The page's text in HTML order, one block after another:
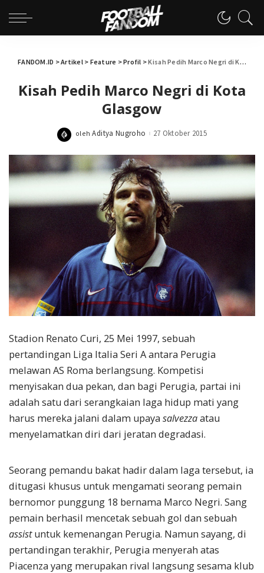
FANDOM.ID >Artikel> Feature >Profil >Kisah Pedih Marco Negri di Kota Glasgow
Kisah Pedih Marco Negri di Kota
Glasgow
Posted
oleh Aditya Nugroho 27 Oktober 2015
Stadion Renato Curi, 25 Mei 1997, sebuah
pertandingan Liga Italia Seri A antara Perugia
melawan AS Roma berlangsung. Kompetisi
menyisakan dua pekan, dan bagi Perugia, partai ini
adalah satu dari serangkaian laga hidup mati yang
harus mereka jalani dalam upaya salvezzaatau
menyelamatkan diri dari jeratan degradasi.
Seorang pemandu bakat hadir dalam laga tersebut, ia
ditugasi khusus untuk mengamati seorang pemain
bernomor punggung 18 bernama Marco Negri. Sang
pemain berhasil mencetak sebuah gol dan sebuah
assistuntuk kemenangan Perugia. Namun sayang, di
pertandingan terakhir, Perugia menyerah atas
Piacenza yang merupakan rival langsung sesama klub